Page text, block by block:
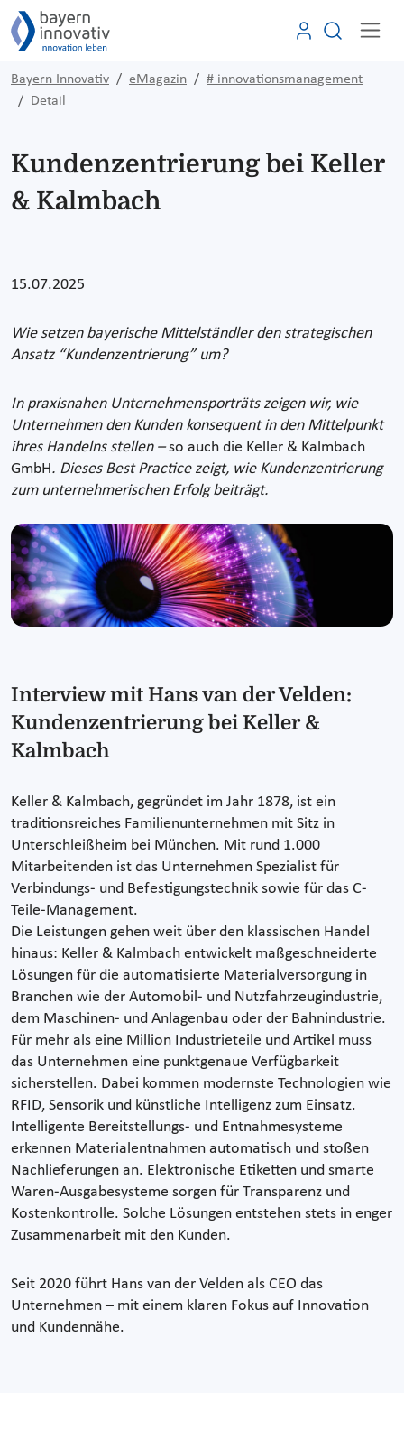
Bayern Innovativ eMagazin
# innovationsmanagement
Detail
Kundenzentrierung bei Keller
& Kalmbach
15.07.2025
Wie setzen bayerische Mittelständler den strategischen
Ansatz “Kundenzentrierung” um?
In praxisnahen Unternehmensporträts zeigen wir, wie
Unternehmen den Kunden konsequent in den Mittelpunkt
ihres Handelns stellen –so auch die Keller & Kalmbach
GmbH. Dieses Best Practice zeigt, wie Kundenzentrierung
zum unternehmerischen Erfolg beiträgt.
Interview mit Hans van der Velden:
Kundenzentrierung bei Keller &
Kalmbach
Keller & Kalmbach, gegründet im Jahr 1878, ist ein
traditionsreiches Familienunternehmen mit Sitz in
Unterschleißheim bei München. Mit rund 1.000
Mitarbeitenden ist das Unternehmen Spezialist für
Verbindungs- und Befestigungstechnik sowie für das C-
Teile-Management.
Die Leistungen gehen weit über den klassischen Handel
hinaus: Keller & Kalmbach entwickelt maßgeschneiderte
Lösungen für die automatisierte Materialversorgung in
Branchen wie der Automobil- und Nutzfahrzeugindustrie,
dem Maschinen- und Anlagenbau oder der Bahnindustrie.
Für mehr als eine Million Industrieteile und Artikel muss
das Unternehmen eine punktgenaue Verfügbarkeit
sicherstellen. Dabei kommen modernste Technologien wie
RFID, Sensorik und künstliche Intelligenz zum Einsatz.
Intelligente Bereitstellungs- und Entnahmesysteme
erkennen Materialentnahmen automatisch und stoßen
Nachlieferungen an. Elektronische Etiketten und smarte
Waren-Ausgabesysteme sorgen für Transparenz und
Kostenkontrolle. Solche Lösungen entstehen stets in enger
Zusammenarbeit mit den Kunden.
Seit 2020 führt Hans van der Velden als CEO das
Unternehmen – mit einem klaren Fokus auf Innovation
und Kundennähe.